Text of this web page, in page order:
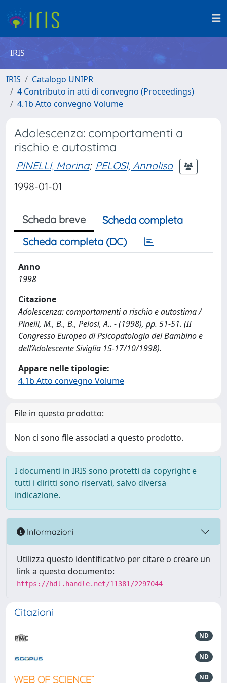
IRIS
IRIS
Catalogo UNIPR
4 Contributo in atti di convegno (Proceedings)
4.1b Atto convegno Volume
Adolescenza: comportamenti a
rischio e autostima
PINELLI, Marina; PELOSI, Annalisa
1998-01-01
Scheda breve
Scheda completa
Scheda completa (DC)
Anno
1998
Citazione
Adolescenza: comportamenti a rischio e autostima /
Pinelli, M., B., B., Pelosi, A.. - (1998), pp. 51-51. (II
Congresso Europeo di Psicopatologia del Bambino e
dell’Adolescente Siviglia 15-17/10/1998).
Appare nelle tipologie:
4.1b Atto convegno Volume
File in questo prodotto:
Non ci sono file associati a questo prodotto.
I documenti in IRIS sono protetti da copyright e
tutti i diritti sono riservati, salvo diversa
indicazione.
Informazioni
Utilizza questo identificativo per citare o creare un
link a questo documento:
https://hdl.handle.net/11381/2297044
Citazioni
ND
ND
ND